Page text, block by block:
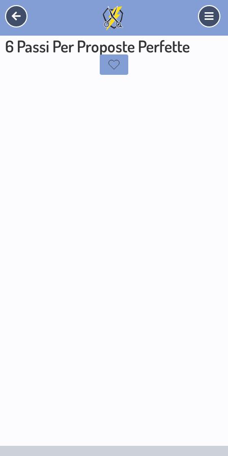
6 Passi Per Proposte Perfette